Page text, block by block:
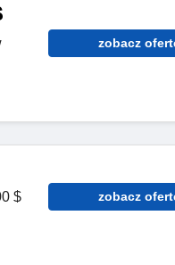
zobacz
$
zobacz